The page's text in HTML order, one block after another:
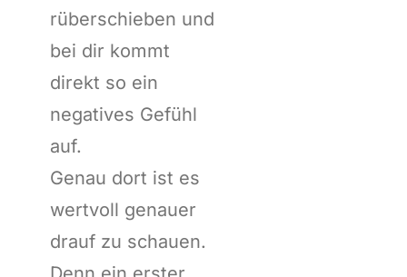
rüberschieben und
bei dir kommt
direkt so ein
negatives Gefühl
auf.
Genau dort ist es
wertvoll genauer
drauf zu schauen.